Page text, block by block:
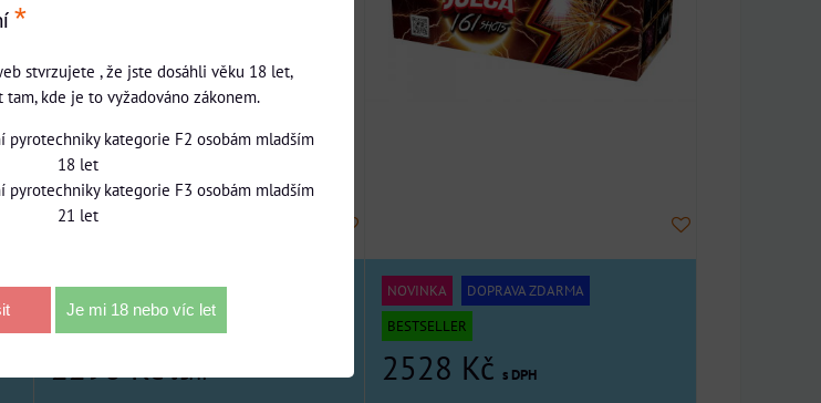
NOVINKA
DOPRAVA ZDARMA
2290 Kčs DPH
NOVINKA
DOPRAVA ZDARMA
BESTSELLER
2528 Kčs DPH
*
stvrzujete , že jste dosáhli věku 18 let,
kde je to vyžadováno zákonem.
pyrotechniky kategorie F2 osobám mladším
18 let
pyrotechniky kategorie F3 osobám mladším
21 let
Je mi 18 nebo víc let